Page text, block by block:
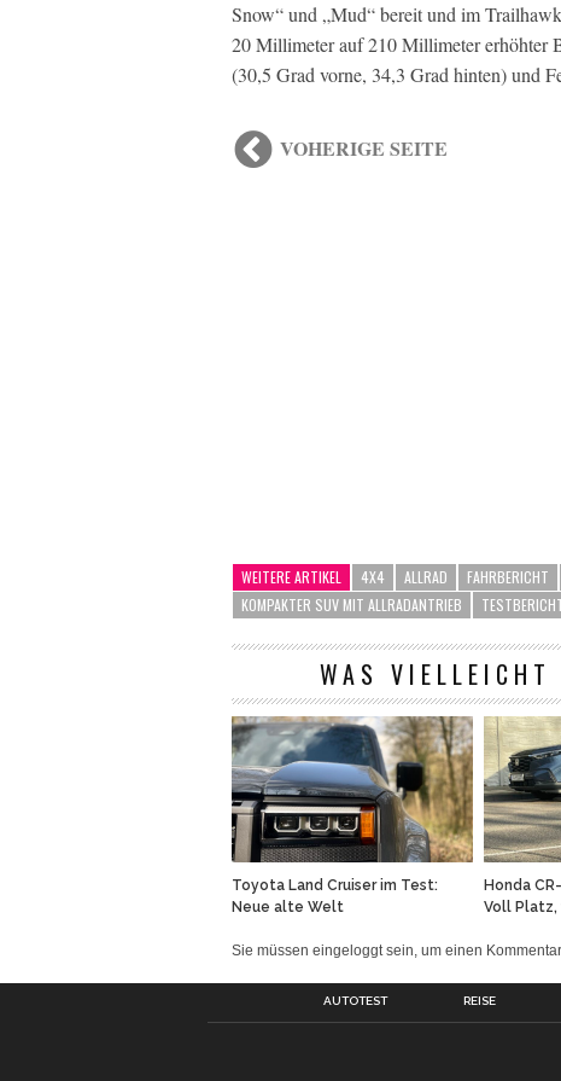
Snow“ und „Mud“ bereit und im
20 Millimeter auf 210 Millimeter erhöhter
(30,5 Grad vorne, 34,3 Grad hinten) und
VOHERIGE SEITE
WEITERE ARTIKEL 4X4 ALLRAD FAHRBERICHT
KOMPAKTER SUV MIT ALLRADANTRIEB
WAS
Toyota Land Cruiser im Test:
Neue alte Welt
Honda
Voll Platz,
Sie müssen eingeloggt sein, um einen
AUTOTEST REISE